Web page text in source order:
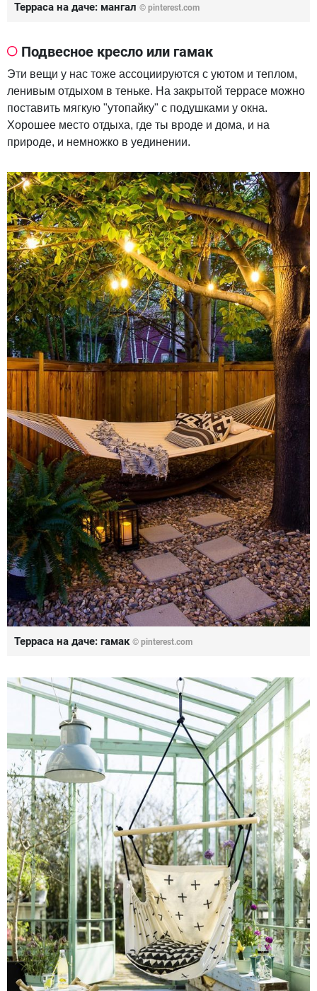
Терраса на даче: мангал © pinterest.com
Подвесное кресло или гамак
Эти вещи у нас тоже ассоциируются с уютом и теплом,
ленивым отдыхом в теньке. На закрытой террасе можно
поставить мягкую "утопайку" с подушками у окна.
Хорошее место отдыха, где ты вроде и дома, и на
природе, и немножко в уединении.
Терраса на даче: гамак © pinterest.com